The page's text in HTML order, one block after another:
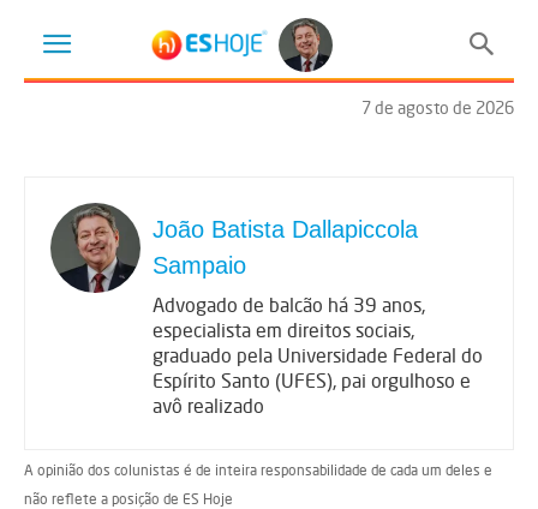
7 de agosto de 2026
João Batista Dallapiccola
Sampaio
Advogado de balcão há 39 anos,
especialista em direitos sociais,
graduado pela Universidade Federal do
Espírito Santo (UFES), pai orgulhoso e
avô realizado
A opinião dos colunistas é de inteira responsabilidade de cada um deles e
não reflete a posição de ES Hoje